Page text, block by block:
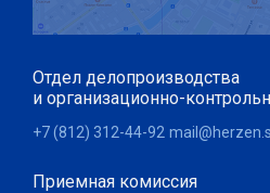
Отдел делопроизводства
и организационно-
+7 (812) 312-44-92
Приемная комиссия